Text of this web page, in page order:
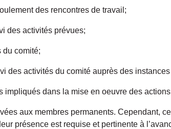
des rencontres de travail;
des activités prévues;
du comité;
des activités du comité auprès des
impliqués dans la mise en oeuvre des
aux membres permanents. Cependant,
présence est requise et pertinente à